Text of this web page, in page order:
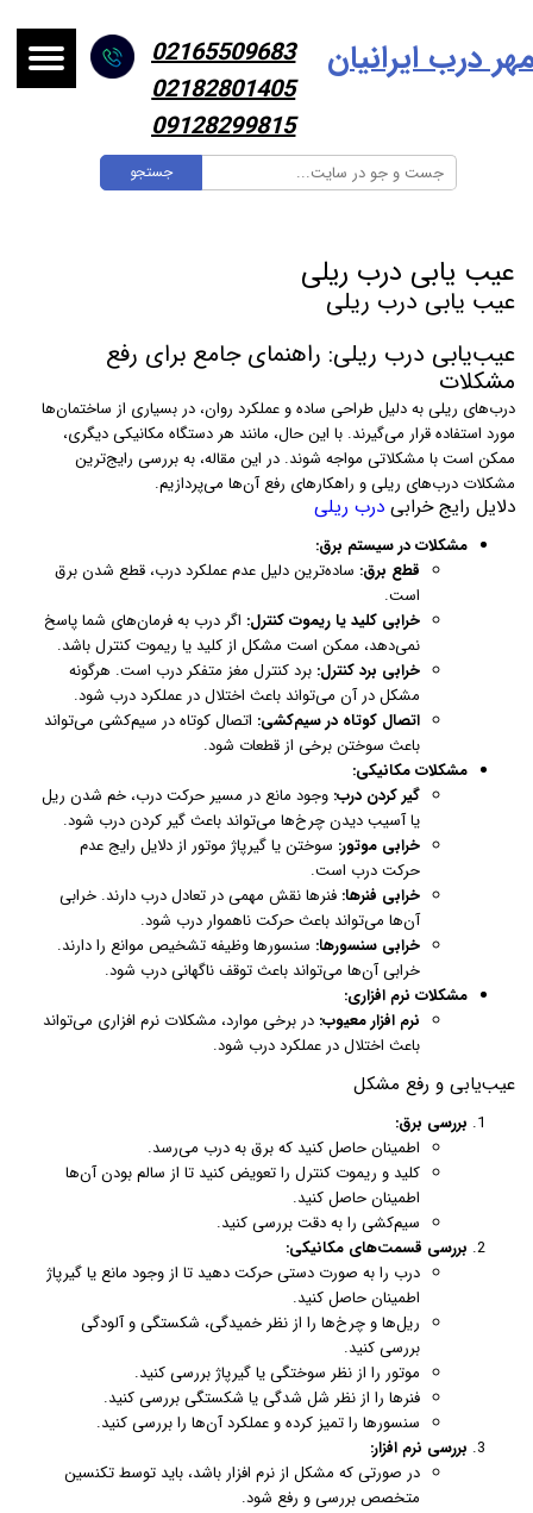
جستجو
درب ایرانیان
02165509683
02182801405
09128299815
عیب یابی درب ریلی
عیب یابی درب ریلی
عیب‌یابی درب ریلی: راهنمای جامع برای رفع
مشکلات
درب‌های ریلی به دلیل طراحی ساده و عملکرد روان، در بسیاری از ساختمان‌ها
مورد استفاده قرار می‌گیرند. با این حال، مانند هر دستگاه مکانیکی دیگری،
ممکن است با مشکلاتی مواجه شوند. در این مقاله، به بررسی رایج‌ترین
مشکلات درب‌های ریلی و راهکارهای رفع آن‌ها می‌پردازیم.
دلایل رایج خرابی درب ریلی
مشکلات در سیستم برق:
قطع برق: ساده‌ترین دلیل عدم عملکرد درب، قطع شدن برق
است.
خرابی کلید یا ریموت کنترل: اگر درب به فرمان‌های شما پاسخ
نمی‌دهد، ممکن است مشکل از کلید یا ریموت کنترل باشد.
خرابی برد کنترل: برد کنترل مغز متفکر درب است. هرگونه
مشکل در آن می‌تواند باعث اختلال در عملکرد درب شود.
اتصال کوتاه در سیم‌کشی: اتصال کوتاه در سیم‌کشی می‌تواند
باعث سوختن برخی از قطعات شود.
مشکلات مکانیکی:
گیر کردن درب: وجود مانع در مسیر حرکت درب، خم شدن ریل
یا آسیب دیدن چرخ‌ها می‌تواند باعث گیر کردن درب شود.
خرابی موتور: سوختن یا گیرپاژ موتور از دلایل رایج عدم
حرکت درب است.
خرابی فنرها: فنرها نقش مهمی در تعادل درب دارند. خرابی
آن‌ها می‌تواند باعث حرکت ناهموار درب شود.
خرابی سنسورها: سنسورها وظیفه تشخیص موانع را دارند.
خرابی آن‌ها می‌تواند باعث توقف ناگهانی درب شود.
مشکلات نرم افزاری:
نرم افزار معیوب: در برخی موارد، مشکلات نرم افزاری می‌تواند
باعث اختلال در عملکرد درب شود.
عیب‌یابی و رفع مشکل
بررسی برق:
اطمینان حاصل کنید که برق به درب می‌رسد.
کلید و ریموت کنترل را تعویض کنید تا از سالم بودن آن‌ها
اطمینان حاصل کنید.
سیم‌کشی را به دقت بررسی کنید.
بررسی قسمت‌های مکانیکی:
درب را به صورت دستی حرکت دهید تا از وجود مانع یا گیرپاژ
اطمینان حاصل کنید.
ریل‌ها و چرخ‌ها را از نظر خمیدگی، شکستگی و آلودگی
بررسی کنید.
موتور را از نظر سوختگی یا گیرپاژ بررسی کنید.
فنرها را از نظر شل شدگی یا شکستگی بررسی کنید.
سنسورها را تمیز کرده و عملکرد آن‌ها را بررسی کنید.
بررسی نرم افزار:
در صورتی که مشکل از نرم افزار باشد، باید توسط تکنسین
متخصص بررسی و رفع شود.